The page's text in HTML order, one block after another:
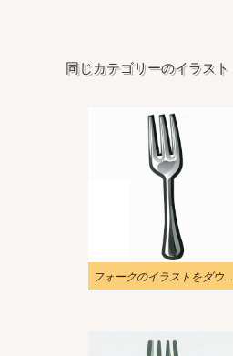
同じカテゴリーのイラスト
フォークのイラストをダウンロード